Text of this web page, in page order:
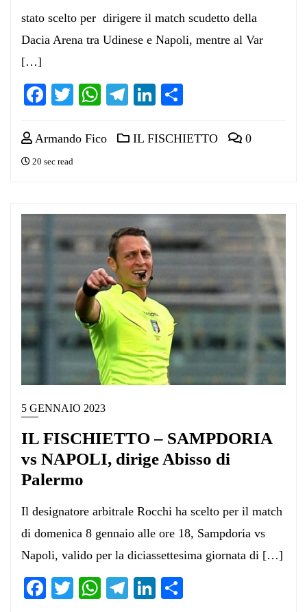
stato scelto per dirigere il match scudetto della
Dacia Arena tra Udinese e Napoli, mentre al Var
[…]
Facebook
TwitterWhatsApp
Telegram
LinkedIn
Armando Fico IL FISCHIETTO 0
20 sec read
5 GENNAIO 2023
IL FISCHIETTO – SAMPDORIA
vs NAPOLI, dirige Abisso di
Palermo
Il designatore arbitrale Rocchi ha scelto per il match
di domenica 8 gennaio alle ore 18, Sampdoria vs
Napoli, valido per la diciassettesima giornata di […]
Facebook
TwitterWhatsApp
Telegram
LinkedIn